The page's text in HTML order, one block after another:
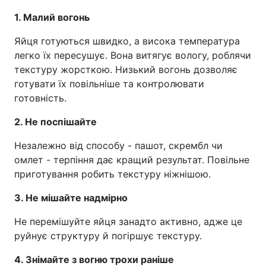
1. Малий вогонь
Яйця готуються швидко, а висока температура
легко їх пересушує. Вона витягує вологу, роблячи
текстуру жорсткою. Низький вогонь дозволяє
готувати їх повільніше та контролювати
готовність.
2. Не поспішайте
Незалежно від способу - пашот, скрембл чи
омлет - терпіння дає кращий результат. Повільне
приготування робить текстуру ніжнішою.
3. Не мішайте надмірно
Не перемішуйте яйця занадто активно, адже це
руйнує структуру й погіршує текстуру.
4. Знімайте з вогню трохи раніше